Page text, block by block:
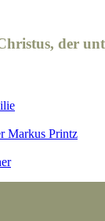
der
Markus Printz